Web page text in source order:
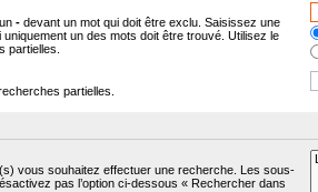
-devant un mot qui doit être exclu. Saisissez une
un des mots doit être trouvé. Utilisez le
partielles.
partielles.
vous souhaitez effectuer une recherche. Les sous-
pas l’option ci-dessous « Rechercher dans